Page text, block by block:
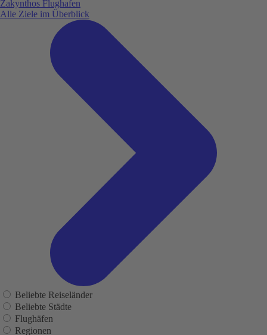
Zakynthos Flughafen
Alle Ziele im Überblick
Beliebte Reiseländer
Beliebte Städte
Flughäfen
Regionen